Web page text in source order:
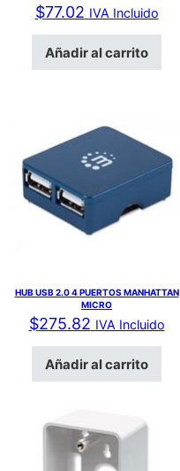
$77.02 IVA Incluido
Añadir al carrito
HUB USB 2.0 4 PUERTOS MANHATTAN
MICRO
$275.82 IVA Incluido
Añadir al carrito